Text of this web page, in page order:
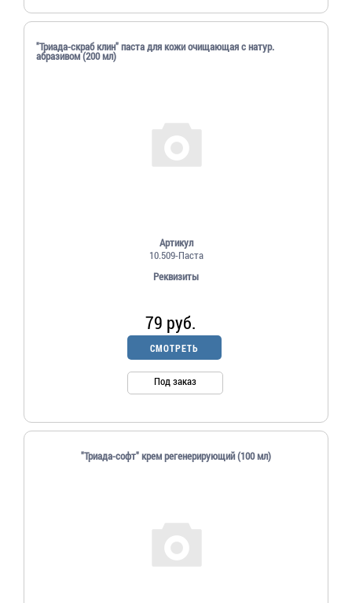
"Триада-скраб клин" паста для кожи очищающая с натур.
абразивом (200 мл)
Артикул
10.509-Паста
Реквизиты
79 руб.
СМОТРЕТЬ
Под заказ
"Триада-софт" крем регенерирующий (100 мл)